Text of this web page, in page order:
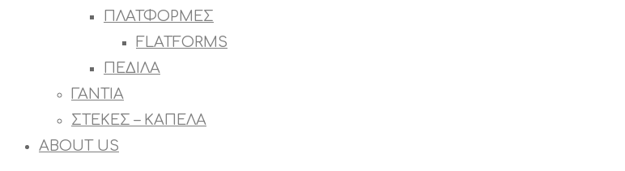
ΠΛΑΤΦΟΡΜΕΣ
FLATFORMS
ΠΕΔΙΛΑ
ΓΑΝΤΙΑ
ΣΤΕΚΕΣ – ΚΑΠΕΛΑ
ABOUT US